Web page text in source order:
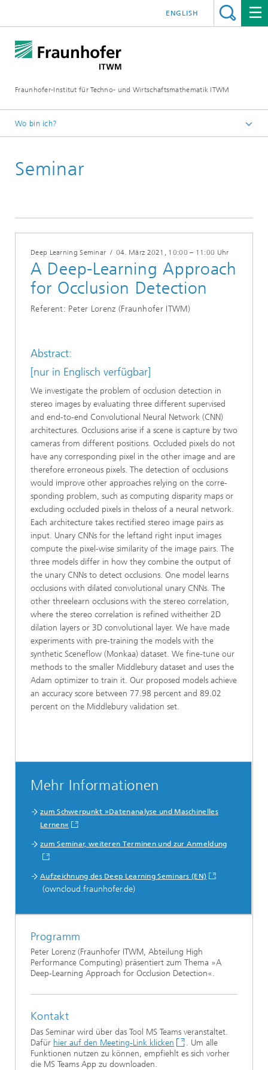
Fraunhofer-Institut für Techno- und Wirtschaftsmathematik ITWM
ENGLISH
Wo bin ich?
Messen|Veranstaltungen
Seminar
Deep Learning Seminar / 04. März 2021 , 10:00 – 11:00 Uhr
A Deep-Learning Approach
for Occlusion Detection
Referent: Peter Lorenz (Fraunhofer ITWM)
Abstract:
[nur in Englisch verfügbar]
We investigate the problem of occlusion detection in
stereo images by evaluating three different supervised
and end-to-end Convolutional Neural Network (CNN)
architectures. Occlusions arise if a scene is capture by two
cameras from different positions. Occluded pixels do not
have any corresponding pixel in the other image and are
therefore erroneous pixels. The detection of occlusions
would improve other approaches relying on the corre-
sponding problem, such as computing disparity maps or
excluding occluded pixels in theloss of a neural network.
Each architecture takes rectified stereo image pairs as
input. Unary CNNs for the leftand right input images
compute the pixel-wise similarity of the image pairs. The
three models differ in how they combine the output of
the unary CNNs to detect occlusions. One model learns
occlusions with dilated convolutional unary CNNs. The
other threelearn occlusions with the stereo correlation,
where the stereo correlation is refined witheither 2D
dilation layers or 3D convolutional layer. We have made
experiments with pre-training the models with the
synthetic Sceneflow (Monkaa) dataset. We fine-tune our
methods to the smaller Middlebury dataset and uses the
Adam optimizer to train it. Our proposed models achieve
an accuracy score between 77.98 percent and 89.02
percent on the Middlebury validation set.
Mehr Informationen
zum Schwerpunkt »Datenanalyse und Maschinelles
Lernen«
zum Seminar, weiteren Terminen und zur Anmeldung
Aufzeichnung des Deep Learning Seminars (EN)
(owncloud.fraunhofer.de)
Programm
Peter Lorenz (Fraunhofer ITWM, Abteilung High
Performance Computing) präsentiert zum Thema »A
Deep-Learning Approach for Occlusion Detection«.
Kontakt
Das Seminar wird über das Tool MS Teams veranstaltet.
Dafür hier auf den Meeting-Link klicken
. Um alle
Funktionen nutzen zu können, empfiehlt es sich vorher
die MS Teams App zu downloaden.